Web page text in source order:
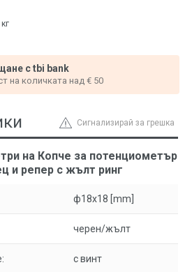
кг
с tbi bank
на количката над € 50
Сигнализирай за грешка
на Копче за потенциометър
и репер с жълт ринг
ф18x18 [mm]
черен/жълт
с винт